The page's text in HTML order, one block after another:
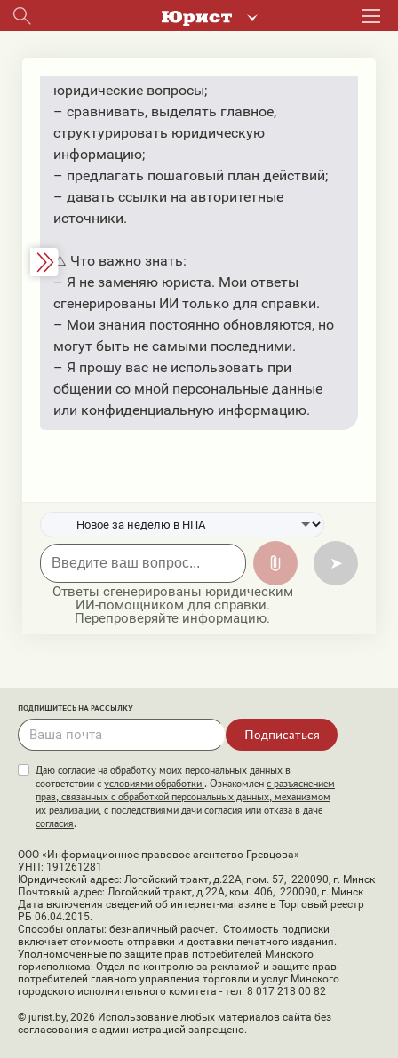
Республики Беларусь
юридические вопросы;
– сравнивать, выделять главное,
структурировать юридическую
информацию;
– предлагать пошаговый план действий;
– давать ссылки на авторитетные
источники.
⚠️ Что важно знать:
– Я не заменяю юриста. Мои ответы
сгенерированы ИИ только для справки.
– Мои знания постоянно обновляются, но
могут быть не самыми последними.
– Я прошу вас не использовать при
общении со мной персональные данные
или конфиденциальную информацию.
➤
Ответы сгенерированы юридическим
ИИ-помощником для справки.
Перепроверяйте информацию.
ПОДПИШИТЕСЬ НА РАССЫЛКУ
Подписаться
Даю согласие на обработку моих персональных данных в
соответствии с условиями обработки . Ознакомлен с разъяснением
прав, связанных с обработкой персональных данных, механизмом
их реализации, с последствиями дачи согласия или отказа в даче
согласия.
ООО «Информационное правовое агентство Гревцова»
УНП: 191261281
Юридический адрес: Логойский тракт, д.22А, пом. 57, 220090, г. Минск
Почтовый адрес: Логойский тракт, д.22А, ком. 406, 220090, г. Минск
Дата включения сведений об интернет-магазине в Торговый реестр
РБ 06.04.2015.
Способы оплаты: безналичный расчет. Стоимость подписки
включает стоимость отправки и доставки печатного издания.
Уполномоченные по защите прав потребителей Минского
горисполкома: Отдел по контролю за рекламой и защите прав
потребителей главного управления торговли и услуг Минского
городского исполнительного комитета - тел. 8 017 218 00 82
© jurist.by, 2026 Использование любых материалов сайта без
согласования с администрацией запрещено.